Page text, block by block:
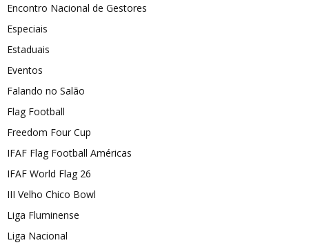
Encontro Nacional de Gestores
Especiais
Estaduais
Eventos
Falando no Salão
Flag Football
Freedom Four Cup
IFAF Flag Football Américas
IFAF World Flag 26
III Velho Chico Bowl
Liga Fluminense
Liga Nacional